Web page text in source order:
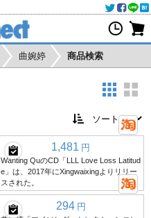
曲婉婷 商品検索
1,481 円
Wanting QuのCD「LLL Love Loss Latitud
e」は、2017年にXingwaixingよりリリー
スされた。
294 円